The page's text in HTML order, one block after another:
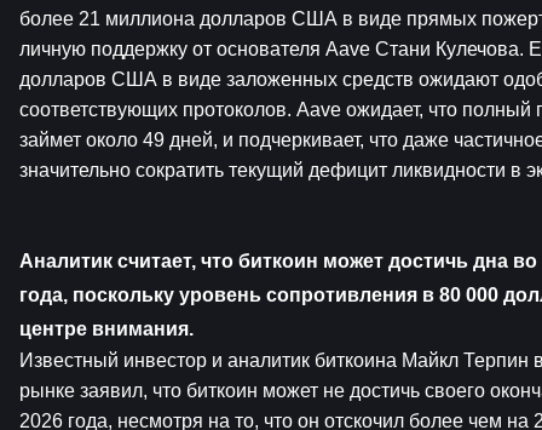
более 21 миллиона долларов США в виде прямых
личную поддержку от основателя Aave Стани Кулечова.
долларов США в виде заложенных средств ожидают
соответствующих протоколов. Aave ожидает, что полный
займет около 49 дней, и подчеркивает, что даже
значительно сократить текущий дефицит ликвидности в
Аналитик считает, что биткоин может достичь дна
года, поскольку уровень сопротивления в 80 000
центре внимания.
Известный инвестор и аналитик биткоина Майкл Терпин
рынке заявил, что биткоин может не достичь своего
2026 года, несмотря на то, что он отскочил более чем на